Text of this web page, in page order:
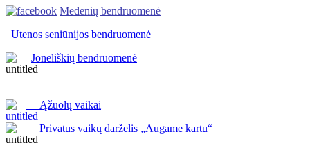
Medenių bendruomenė
Utenos seniūnijos bendruomenė
Joneliškių bendruomenė
Ąžuolų vaikai
Privatus vaikų darželis „Augame kartu“